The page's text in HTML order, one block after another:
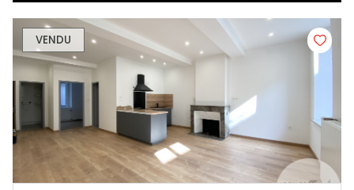
VENDU